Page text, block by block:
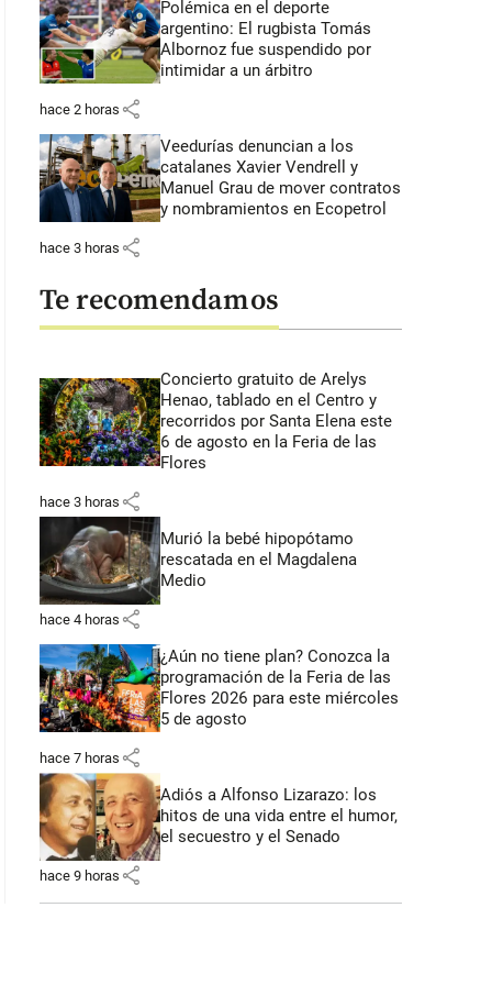
Polémica en el deporte
argentino: El rugbista Tomás
Albornoz fue suspendido por
intimidar a un árbitro
hace 2 horas share
Veedurías denuncian a los
catalanes Xavier Vendrell y
Manuel Grau de mover contratos
y nombramientos en Ecopetrol
hace 3 horas share
Te recomendamos
Concierto gratuito de Arelys
Henao, tablado en el Centro y
recorridos por Santa Elena este
6 de agosto en la Feria de las
Flores
hace 3 horas share
Murió la bebé hipopótamo
rescatada en el Magdalena
Medio
hace 4 horas share
¿Aún no tiene plan? Conozca la
programación de la Feria de las
Flores 2026 para este miércoles
5 de agosto
hace 7 horas share
Adiós a Alfonso Lizarazo: los
hitos de una vida entre el humor,
el secuestro y el Senado
hace 9 horas share